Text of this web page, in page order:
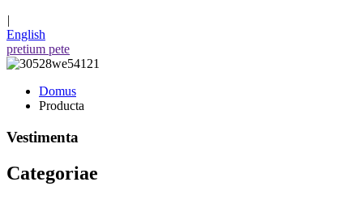
|
English
pretium pete
Domus
Producta
Vestimenta
Categoriae